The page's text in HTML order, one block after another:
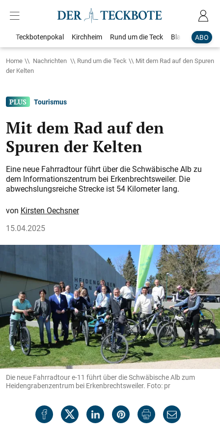
ABO
Teckbotenpokal Kirchheim Rund um die Teck Blaulicht
Home Nachrichten Rund um die Teck
Mit dem Rad auf den Spuren
der Kelten
Tourismus
Mit dem Rad auf den
Spuren der Kelten
Eine neue Fahrradtour führt über die Schwäbische Alb zu
dem Informationszentrum bei Erkenbrechtsweiler. Die
abwechslungsreiche Strecke ist 54 Kilometer lang.
Kirsten Oechsner
15.04.2025
Die neue Fahrradtour e-11 führt über die Schwäbische Alb zum
Heidengrabenzentrum bei Erkenbrechtsweiler. Foto: pr